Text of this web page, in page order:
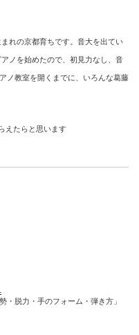
れの京都育ちです。音大を出てい
ノを始めたので、初見力なし、音
ノ教室を開くまでに、いろんな葛藤
えたらと思います
・脱力・手のフォーム・弾き方」